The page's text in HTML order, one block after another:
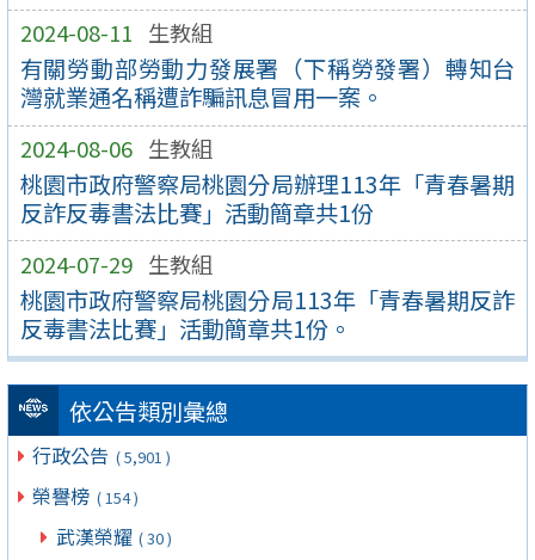
2024-08-11 生教組
有關勞動部勞動力發展署（下稱勞發署）轉知台
灣就業通名稱遭詐騙訊息冒用一案。
2024-08-06 生教組
桃園市政府警察局桃園分局辦理113年「青春暑期
反詐反毒書法比賽」活動簡章共1份
2024-07-29 生教組
桃園市政府警察局桃園分局113年「青春暑期反詐
反毒書法比賽」活動簡章共1份。
依公告類別彙總
行政公告 ( 5,901 )
榮譽榜 ( 154 )
武漢榮耀 ( 30 )